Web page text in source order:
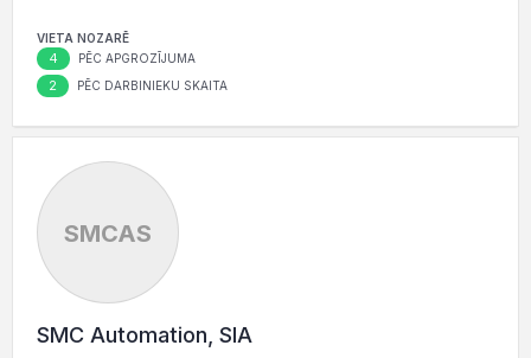
VIETA NOZARĒ
4 PĒC APGROZĪJUMA
2 PĒC DARBINIEKU SKAITA
SMCAS
SMC Automation, SIA